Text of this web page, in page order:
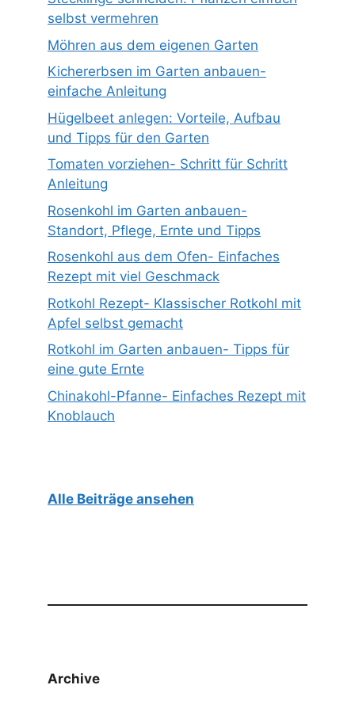
selbst vermehren
Möhren aus dem eigenen Garten
Kichererbsen im Garten anbauen-
einfache Anleitung
Hügelbeet anlegen: Vorteile, Aufbau
und Tipps für den Garten
Tomaten vorziehen- Schritt für Schritt
Anleitung
Rosenkohl im Garten anbauen-
Standort, Pflege, Ernte und Tipps
Rosenkohl aus dem Ofen- Einfaches
Rezept mit viel Geschmack
Rotkohl Rezept- Klassischer Rotkohl mit
Apfel selbst gemacht
Rotkohl im Garten anbauen- Tipps für
eine gute Ernte
Chinakohl-Pfanne- Einfaches Rezept mit
Knoblauch
Alle Beiträge ansehen
Archive